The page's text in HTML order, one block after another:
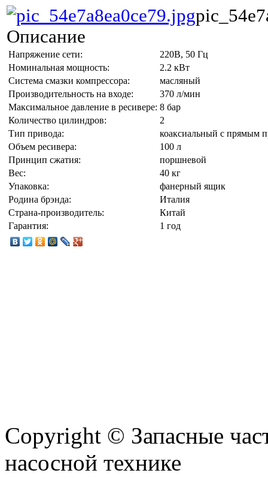
Описание
Напряжение сети:
220В, 50 Гц
Номинальная мощность:
2.2 кВт
Система смазки компрессора:
масляный
Производительность на входе:
370 л/мин
Максимальное давление в ресивере: 8 бар
Количество цилиндров:
2
Тип привода:
коаксиальный с прямым
Объем ресивера:
100 л
Принцип сжатия:
поршневой
Вес:
40 кг
Упаковка:
фанерный ящик
Родина брэнда:
Италия
Страна-производитель:
Китай
Гарантия:
1 год
Copyright © Запасные
насосной технике